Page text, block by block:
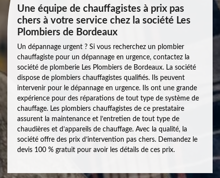
Une équipe de chauffagistes à prix pas
chers à votre service chez la société Les
Plombiers de Bordeaux
Un dépannage urgent ? Si vous recherchez un plombier
chauffagiste pour un dépannage en urgence, contactez la
société de plomberie Les Plombiers de Bordeaux. La société
dispose de plombiers chauffagistes qualifiés. Ils peuvent
intervenir pour le dépannage en urgence. Ils ont une grande
expérience pour des réparations de tout type de système de
chauffage. Les plombiers chauffagistes de ce prestataire
assurent la maintenance et l’entretien de tout type de
chaudières et d’appareils de chauffage. Avec la qualité, la
société offre des prix d’intervention pas chers. Demandez le
devis 100 % gratuit pour avoir les détails de ces prix.